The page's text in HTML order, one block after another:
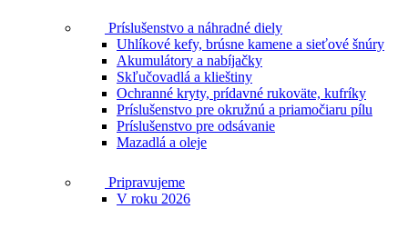
Príslušenstvo a náhradné diely
Uhlíkové kefy, brúsne kamene a sieťové šnúry
Akumulátory a nabíjačky
Skľučovadlá a klieštiny
Ochranné kryty, prídavné rukoväte, kufríky
Príslušenstvo pre okružnú a priamočiaru pílu
Príslušenstvo pre odsávanie
Mazadlá a oleje
Pripravujeme
V roku 2026